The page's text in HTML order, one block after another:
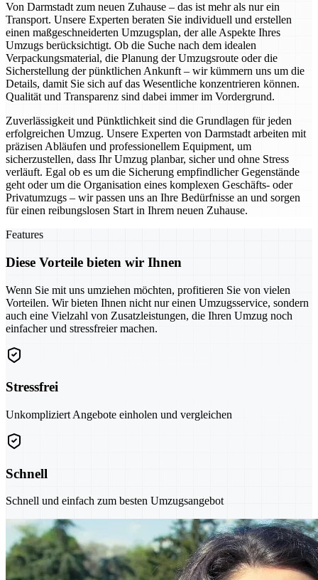
Von Darmstadt zum neuen Zuhause – das ist mehr als nur ein
Transport. Unsere Experten beraten Sie individuell und erstellen
einen maßgeschneiderten Umzugsplan, der alle Aspekte Ihres
Umzugs berücksichtigt. Ob die Suche nach dem idealen
Verpackungsmaterial, die Planung der Umzugsroute oder die
Sicherstellung der pünktlichen Ankunft – wir kümmern uns um die
Details, damit Sie sich auf das Wesentliche konzentrieren können.
Qualität und Transparenz sind dabei immer im Vordergrund.
Zuverlässigkeit und Pünktlichkeit sind die Grundlagen für jeden
erfolgreichen Umzug. Unsere Experten von Darmstadt arbeiten mit
präzisen Abläufen und professionellem Equipment, um
sicherzustellen, dass Ihr Umzug planbar, sicher und ohne Stress
verläuft. Egal ob es um die Sicherung empfindlicher Gegenstände
geht oder um die Organisation eines komplexen Geschäfts- oder
Privatumzugs – wir passen uns an Ihre Bedürfnisse an und sorgen
für einen reibungslosen Start in Ihrem neuen Zuhause.
Features
Diese Vorteile bieten wir Ihnen
Wenn Sie mit uns umziehen möchten, profitieren Sie von vielen
Vorteilen. Wir bieten Ihnen nicht nur einen Umzugsservice, sondern
auch eine Vielzahl von Zusatzleistungen, die Ihren Umzug noch
einfacher und stressfreier machen.
Stressfrei
Unkompliziert Angebote einholen und vergleichen
Schnell
Schnell und einfach zum besten Umzugsangebot